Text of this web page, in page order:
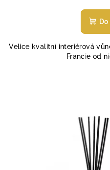
Velice kvalitní interiérová
Francie od